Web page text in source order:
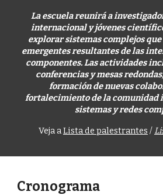
La escuela reunirá a
internacional y jóvenes
explorar sistemas complejos
emergentes resultantes de las
componentes. Las actividades
conferencias y mesas
formación de nuevas
fortalecimiento de la comunidad
sistemas y redes
Veja aLista de palestrantes /
Cronograma